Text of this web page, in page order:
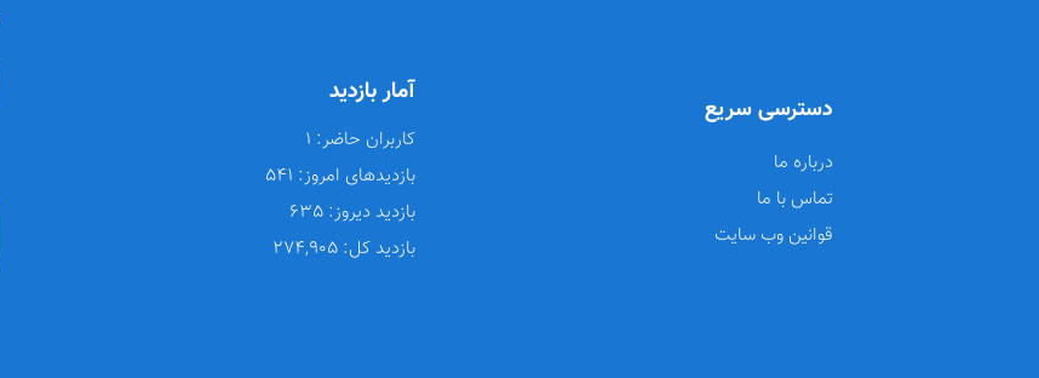
دسترسی سریع
درباره ما
تماس با ما
قوانین وب سایت
آمار بازدید
کاربران حاضر:
بازدیدهای امروز:
بازدید دیروز:
بازدید کل: